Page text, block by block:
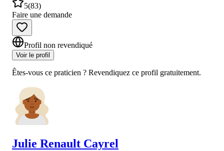
5(83)
Faire une demande
Profil non revendiqué
Voir le profil
Êtes-vous ce praticien ? Revendiquez ce profil gratuitement.
Julie Renault Cayrel